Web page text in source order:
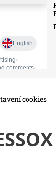
cookies